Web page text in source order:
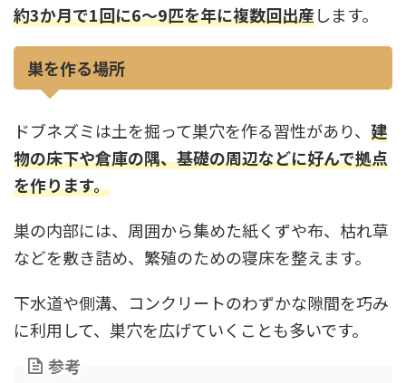
約3か月で1回に6〜9匹を年に複数回出産します。
巣を作る場所
ドブネズミは土を掘って巣穴を作る習性があり、 建
物の床下や倉庫の隅、基礎の周辺などに好んで拠点
を作ります。
巣の内部には、周囲から集めた紙くずや布、枯れ草
などを敷き詰め、繁殖のための寝床を整えます。
下水道や側溝、コンクリートのわずかな隙間を巧み
に利用して、巣穴を広げていくことも多いです。
参考